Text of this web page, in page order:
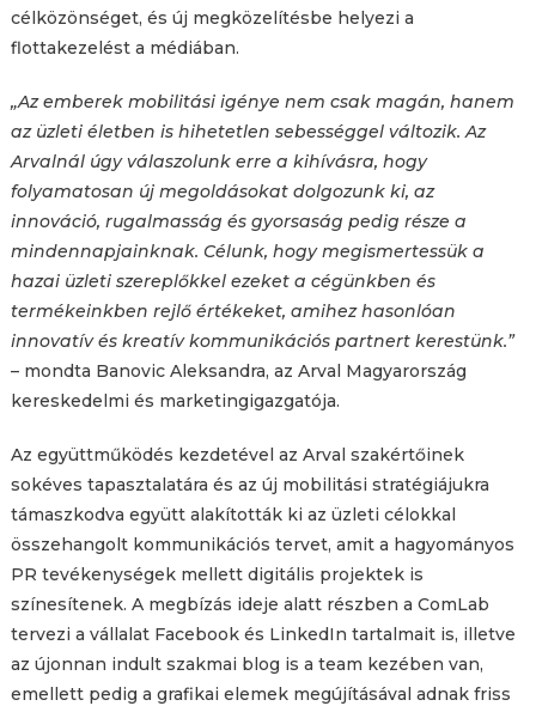
célközönséget, és új megközelítésbe helyezi a
flottakezelést a médiában.
„Az emberek mobilitási igénye nem csak magán, hanem
az üzleti életben is hihetetlen sebességgel változik. Az
Arvalnál úgy válaszolunk erre a kihívásra, hogy
folyamatosan új megoldásokat dolgozunk ki, az
innováció, rugalmasság és gyorsaság pedig része a
mindennapjainknak. Célunk, hogy megismertessük a
hazai üzleti szereplőkkel ezeket a cégünkben és
termékeinkben rejlő értékeket, amihez hasonlóan
innovatív és kreatív kommunikációs partnert kerestünk.”
– mondta Banovic Aleksandra, az Arval Magyarország
kereskedelmi és marketingigazgatója.
Az együttműködés kezdetével az Arval szakértőinek
sokéves tapasztalatára és az új mobilitási stratégiájukra
támaszkodva együtt alakították ki az üzleti célokkal
összehangolt kommunikációs tervet, amit a hagyományos
PR tevékenységek mellett digitális projektek is
színesítenek. A megbízás ideje alatt részben a ComLab
tervezi a vállalat Facebook és LinkedIn tartalmait is, illetve
az újonnan indult szakmai blog is a team kezében van,
emellett pedig a grafikai elemek megújításával adnak friss